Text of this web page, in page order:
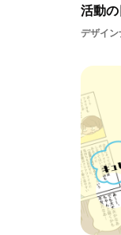
活動の
デザイ